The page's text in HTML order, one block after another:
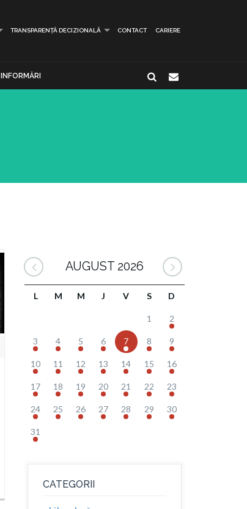
TRANSPARENȚĂ DECIZIONALĂ CONTACT CARIERE
INFORMĂRI
AUGUST 2026
L M M J V S D
1 2
3 4 5 6 7 8 9
10 11 12 13 14 15 16
17 18 19 20 21 22 23
24 25 26 27 28 29 30
31
CATEGORII